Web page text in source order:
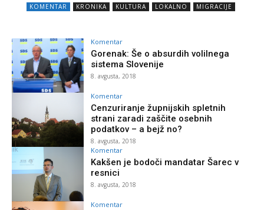
KOMENTAR
KRONIKA KULTURA LOKALNO MIGRACIJE
Komentar
Gorenak: Še o absurdih volilnega
sistema Slovenije
8. avgusta, 2018
Komentar
Cenzuriranje župnijskih spletnih
strani zaradi zaščite osebnih
podatkov – a bejž no?
8. avgusta, 2018
Komentar
Kakšen je bodoči mandatar Šarec v
resnici
8. avgusta, 2018
Komentar